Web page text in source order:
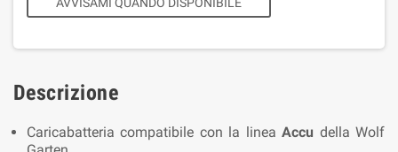
Descrizione
Caricabatteria compatibile con la lineaAccu della Wolf